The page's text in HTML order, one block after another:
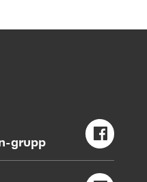
grupp